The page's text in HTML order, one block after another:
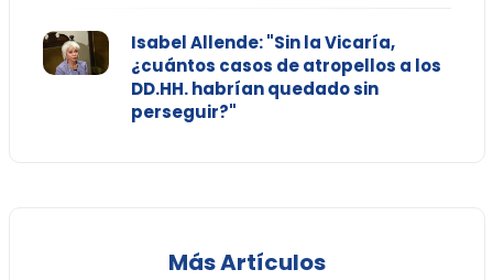
Isabel Allende: "Sin la Vicaría,
¿cuántos casos de atropellos a los
DD.HH. habrían quedado sin
perseguir?"
Más Artículos